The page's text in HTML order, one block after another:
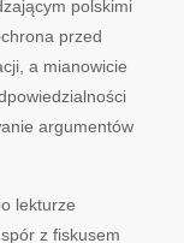
polskimi
przed
a mianowicie
argumentów
lekturze
z fiskusem